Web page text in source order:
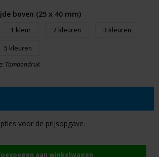
boven (25 x 40 mm)
1 2
3
5
Tampondruk
voor de prijsopgave.
aan winkelwagen